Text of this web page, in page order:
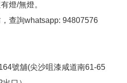
燈/無燈。
查詢whatsapp: 94807576
號舖(尖沙咀漆咸道南61-65